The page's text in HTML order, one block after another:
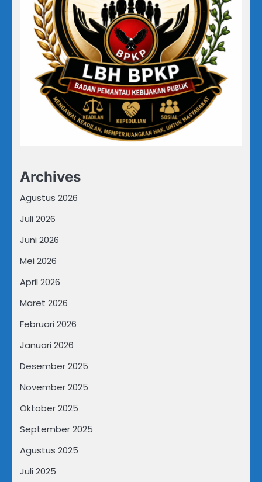
Archives
Agustus 2026
Juli 2026
Juni 2026
Mei 2026
April 2026
Maret 2026
Februari 2026
Januari 2026
Desember 2025
November 2025
Oktober 2025
September 2025
Agustus 2025
Juli 2025